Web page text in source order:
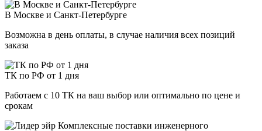
В Москве и Санкт-Петербурге
Возможна в день оплаты, в случае наличия всех позиций
заказа
ТК по РФ от 1 дня
Работаем с 10 ТК на ваш выбор или оптимально по цене и
срокам
Комплексные поставки инженерного